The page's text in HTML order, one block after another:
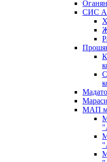
СИС
Мараси
МАП